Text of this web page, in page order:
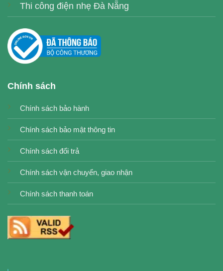
Thi công điện nhẹ Đà Nẵng
Chính sách
Chính sách bảo hành
Chính sách bảo mật thông tin
Chính sách đổi trả
Chính sách vận chuyển, giao nhận
Chính sách thanh toán